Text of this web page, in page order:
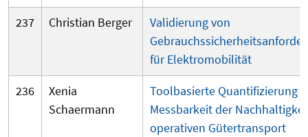
237
Christian Berger
Validierung von
für Elektromobilität
236
Xenia
Schaermann
Toolbasierte Quantifizierung
Messbarkeit der
operativen Gütertransport